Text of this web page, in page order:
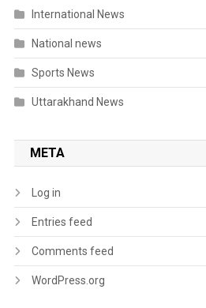
International News
National news
Sports News
Uttarakhand News
META
Log in
Entries feed
Comments feed
WordPress.org